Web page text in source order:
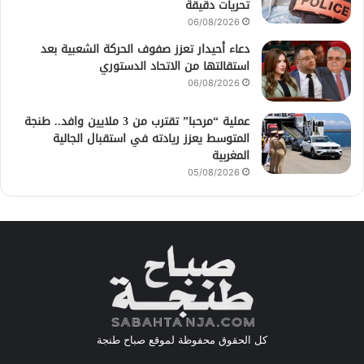
تحريات دقيقة
06/08/2026
دعاء أحيدار تعزز صفوف الحركة الشعبية بعد
استقالتها من الاتحاد الدستوري
06/08/2026
عملية “مرحبا” تقترب من 3 ملايين وافد.. طنجة
المتوسط يعزز ريادته في استقبال الجالية
المغربية
05/08/2026
كل الحقوق محفوظة لموقع صباح طنجة